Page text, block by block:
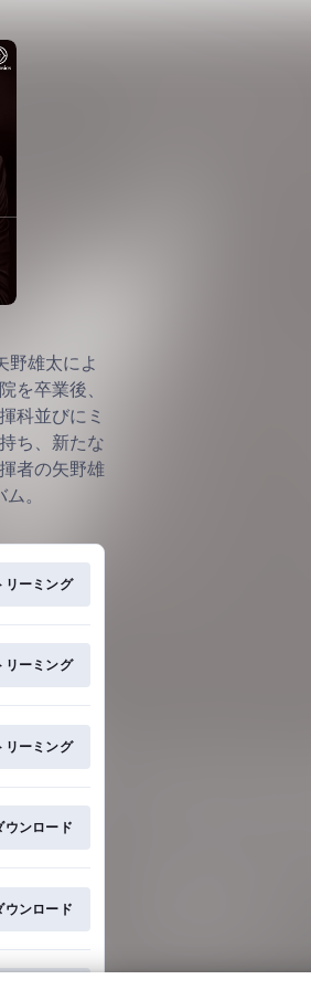
を卒業後、
科並びにミ
ち、新たな
者の矢野雄
。
リーミング
リーミング
リーミング
ウンロード
ウンロード